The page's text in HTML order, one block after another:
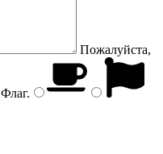
Пожалуйста,
Флаг.